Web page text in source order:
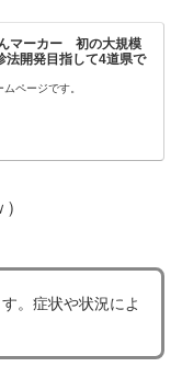
マーカー 初の大規模
法開発目指して4道県で
ページです。
。症状や状況によ